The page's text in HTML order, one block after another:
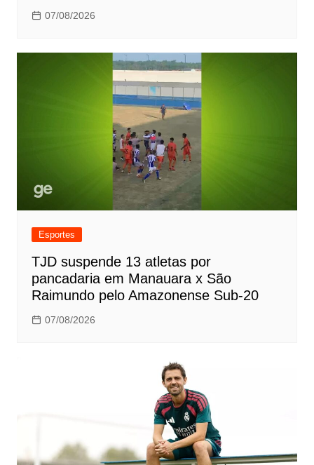
07/08/2026
Esportes
TJD suspende 13 atletas por
pancadaria em Manauara x São
Raimundo pelo Amazonense Sub-20
07/08/2026